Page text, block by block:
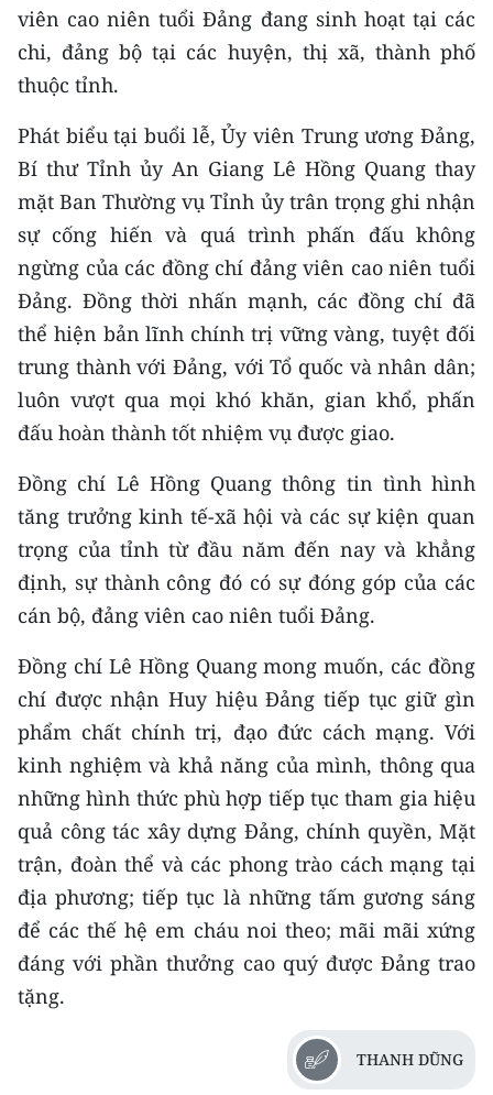
RADIO
MEDIA CENTER
E-Magazine
Video
Media Chính trị
Media Kinh tế
Media Văn hóa
Media Xã hội
Media Pháp luật
Media Du lịch
Media Thế giới
Media Thể thao
Media Giáo dục
Media Y tế
Media Khoa học - Công nghệ
Media Môi trường
Ảnh
Infographic
TIN MỚI
TIN ĐỊA PHƯƠNG
viên cao niên tuổi Đảng đang sinh hoạt tại các
chi, đảng bộ tại các huyện, thị xã, thành phố
thuộc tỉnh.
Phát biểu tại buổi lễ, Ủy viên Trung ương Đảng,
Bí thư Tỉnh ủy An Giang Lê Hồng Quang thay
mặt Ban Thường vụ Tỉnh ủy trân trọng ghi nhận
sự cống hiến và quá trình phấn đấu không
ngừng của các đồng chí đảng viên cao niên tuổi
Đảng. Đồng thời nhấn mạnh, các đồng chí đã
thể hiện bản lĩnh chính trị vững vàng, tuyệt đối
trung thành với Đảng, với Tổ quốc và nhân dân;
luôn vượt qua mọi khó khăn, gian khổ, phấn
đấu hoàn thành tốt nhiệm vụ được giao.
Đồng chí Lê Hồng Quang thông tin tình hình
tăng trưởng kinh tế-xã hội và các sự kiện quan
trọng của tỉnh từ đầu năm đến nay và khẳng
định, sự thành công đó có sự đóng góp của các
cán bộ, đảng viên cao niên tuổi Đảng.
Đồng chí Lê Hồng Quang mong muốn, các đồng
chí được nhận Huy hiệu Đảng tiếp tục giữ gìn
phẩm chất chính trị, đạo đức cách mạng. Với
kinh nghiệm và khả năng của mình, thông qua
những hình thức phù hợp tiếp tục tham gia hiệu
quả công tác xây dựng Đảng, chính quyền, Mặt
trận, đoàn thể và các phong trào cách mạng tại
địa phương; tiếp tục là những tấm gương sáng
để các thế hệ em cháu noi theo; mãi mãi xứng
đáng với phần thưởng cao quý được Đảng trao
tặng.
THANH DŨNG